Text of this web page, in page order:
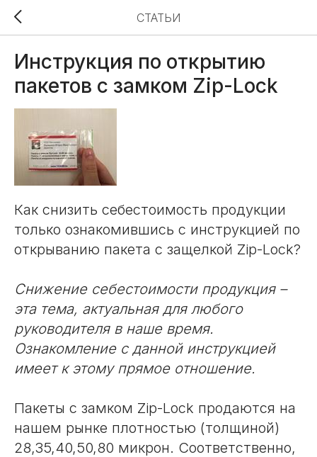
СТАТЬИ
Инструкция по открытию
пакетов с замком Zip-Lock
Как снизить себестоимость продукции
только ознакомившись с инструкцией по
открыванию пакета с защелкой Zip-Lock?
Снижение себестоимости продукция –
эта тема, актуальная для любого
руководителя в наше время.
Ознакомление с данной инструкцией
имеет к этому прямое отношение.
Пакеты с замком Zip-Lock продаются на
нашем рынке плотностью (толщиной)
28,35,40,50,80 микрон. Соответственно,